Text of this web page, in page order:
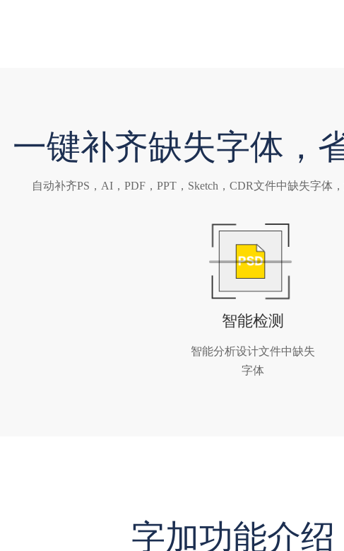
一键补齐缺失字体，
自动补齐PS，AI，PDF，PPT，Sketch，CDR文件中缺失字体
智能检测
智能分析设计文件中缺失
字体
字加功能介绍